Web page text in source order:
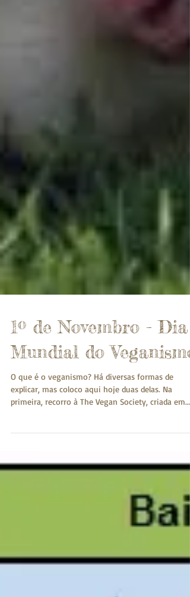
1º de Novembro - Dia
Mundial do Veganismo
O que é o veganismo? Há diversas formas de
explicar, mas coloco aqui hoje duas delas. Na